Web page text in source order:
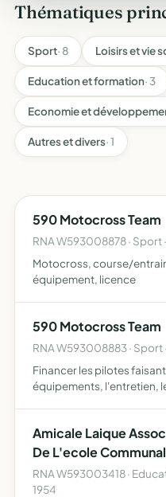
Thématiques
Sport· 8 Loisirs et vie
Education et formation· 3
Economie et
Autres et divers· 1
590 Motocross Team
RNA W593008878 · Sport
Motocross, course/
équipement, licence
590 Motocross Team
RNA W593008883 · Sport
Financer les pilotes
équipements, l'entretien,
Amicale Laique
De L'ecole
RNA W593003418 ·
1954